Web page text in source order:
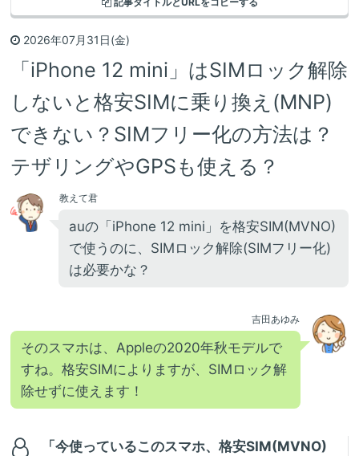
2026年07月31日(金)
「iPhone 12 mini」はSIMロック解除
しないと格安SIMに乗り換え(MNP)
できない？SIMフリー化の方法は？
テザリングやGPSも使える？
教えて君
auの「iPhone 12 mini」を格安SIM(MVNO)
で使うのに、SIMロック解除(SIMフリー化)
は必要かな？
吉田あゆみ
そのスマホは、Appleの2020年秋モデルで
すね。格安SIMによりますが、SIMロック解
除せずに使えます！
「今使っているこのスマホ、格安SIM(MVNO)